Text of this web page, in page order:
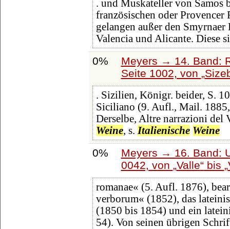
. und Muskateller von Samos
französischen oder Provencer
gelangen außer den Smyrnaer
Valencia und Alicante. Diese
0%
Meyers → 14. Band:
Seite 1002, von
. Sizilien, Königr. beider, S.
Siciliano (9. Aufl., Mail.
Derselbe, Altre narrazioni
Weine, s. Italienische Weine
0%
Meyers → 16. Band:
0042, von Valle bis
romanae« (5. Aufl. 1876),
verborum« (1852), das
(1850 bis 1854) und ein
54). Von seinen übrigen